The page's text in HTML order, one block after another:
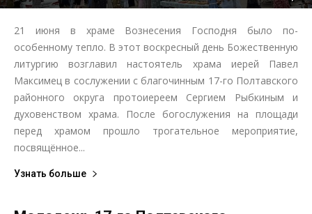
21 июня в храме Вознесения Господня было по-
особенному тепло. В этот воскресный день Божественную
литургию возглавил настоятель храма иерей Павел
Максимец в сослужении с благочинным 17-го Полтавского
районного округа протоиереем Сергием Рыбкиным и
духовенством храма. После богослужения на площади
перед храмом прошло трогательное мероприятие,
посвящённое...
Узнать больше